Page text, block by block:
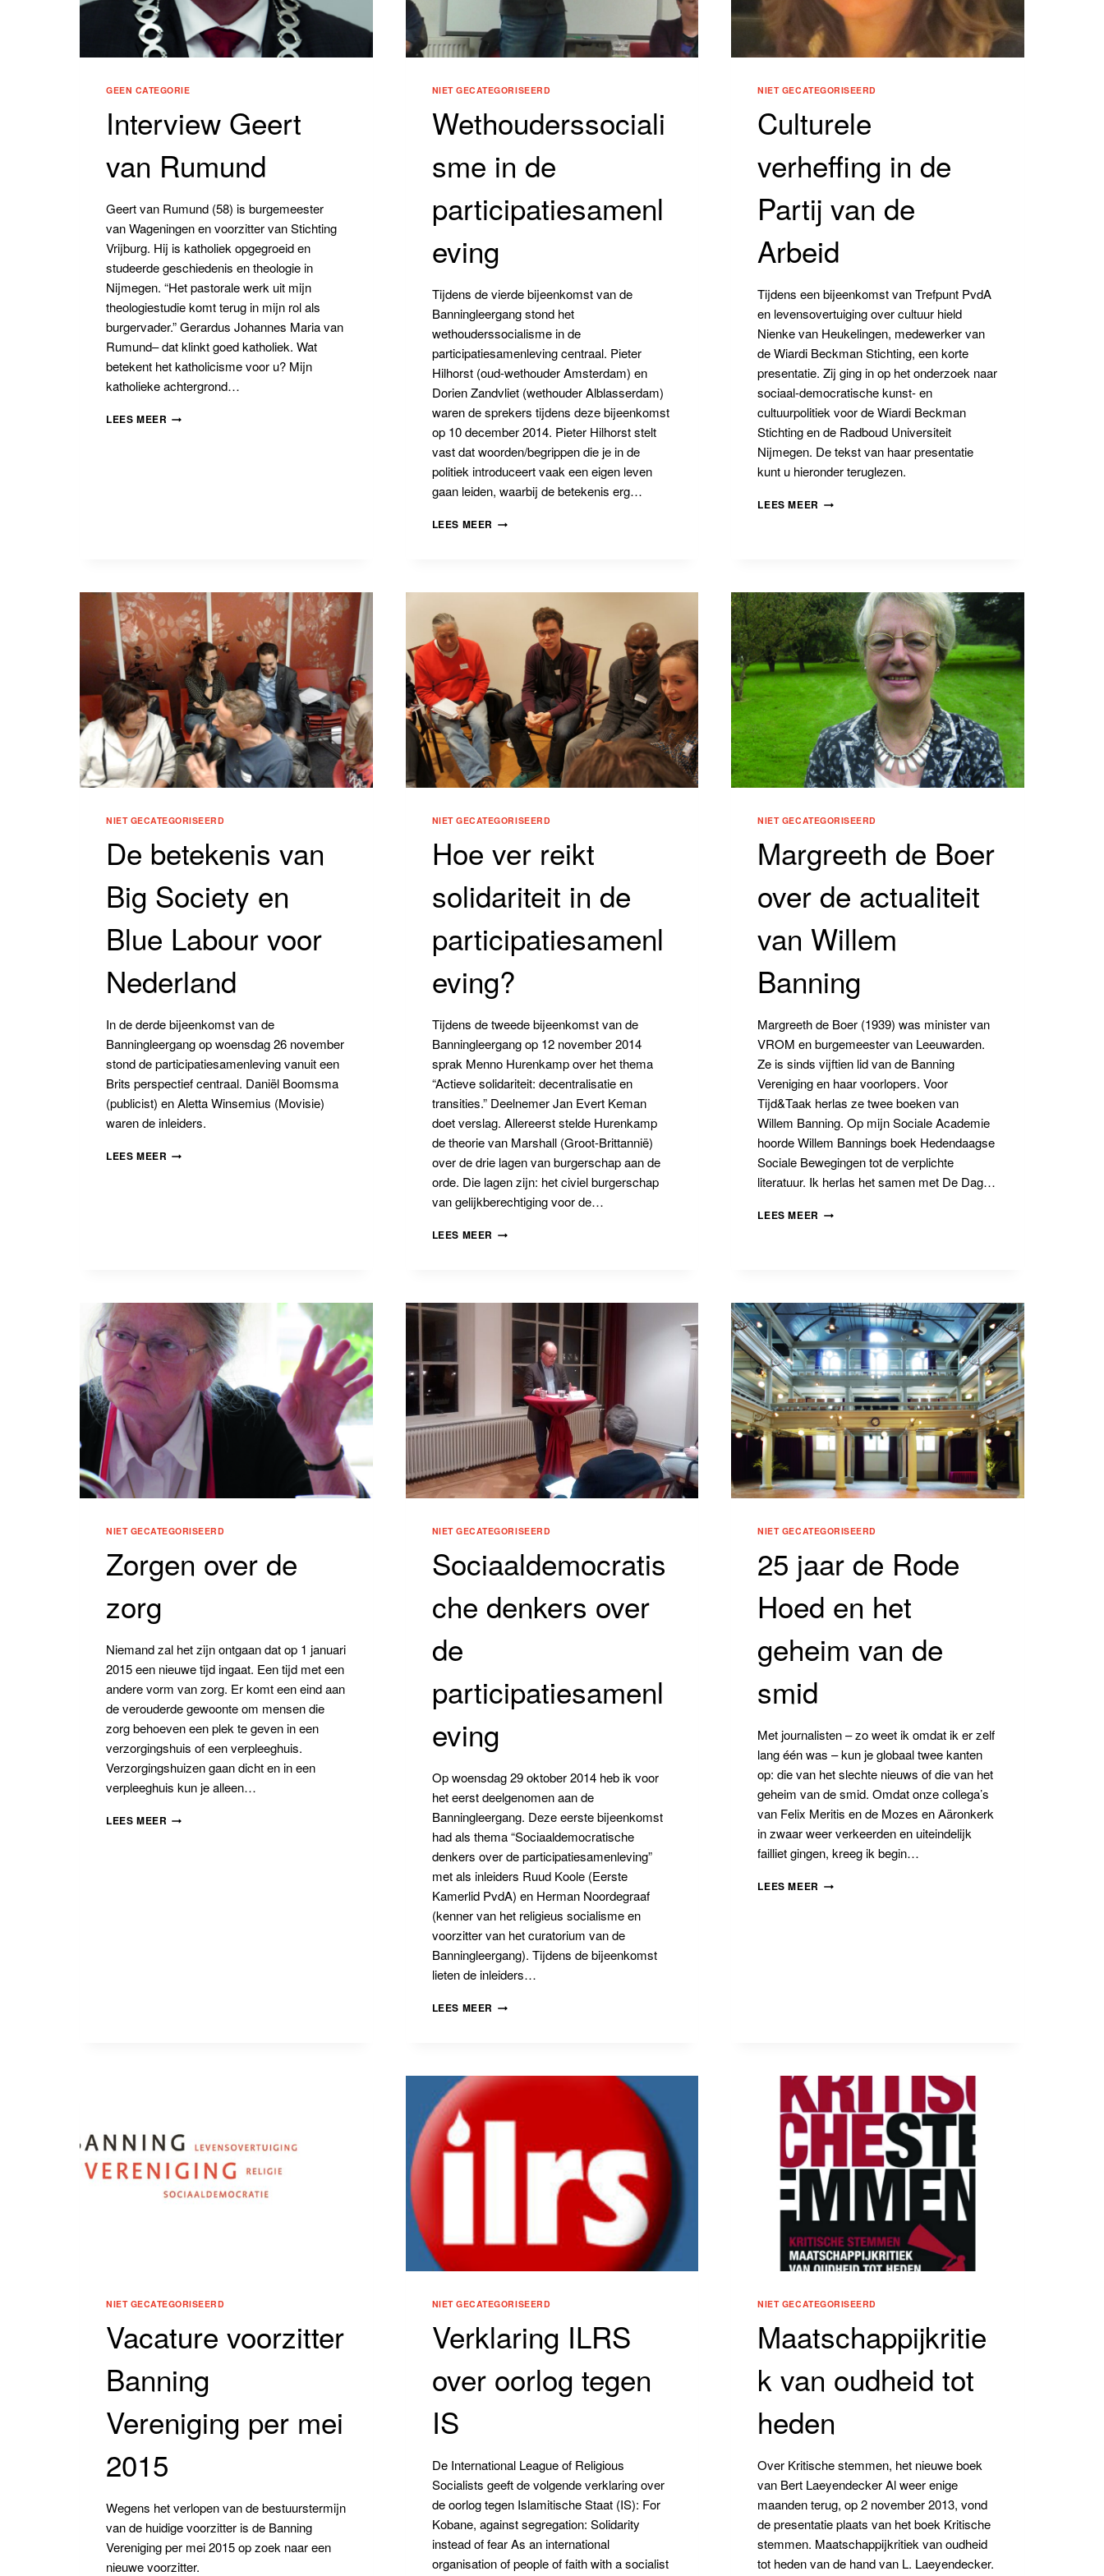
GEEN CATEGORIE
Interview Geert
van Rumund
Geert van Rumund (58) is burgemeester
van Wageningen en voorzitter van Stichting
Vrijburg. Hij is katholiek opgegroeid en
studeerde geschiedenis en theologie in
Nijmegen. “Het pastorale werk uit mijn
theologiestudie komt terug in mijn rol als
burgervader.” Gerardus Johannes Maria van
Rumund– dat klinkt goed katholiek. Wat
betekent het katholicisme voor u? Mijn
katholieke achtergrond…
LEES MEER INTERVIEW
NIET GECATEGORISEERD
Wethouderssociali
sme in de
participatiesamenl
eving
Tijdens de vierde bijeenkomst van de
Banningleergang stond het
wethouderssocialisme in de
participatiesamenleving centraal. Pieter
Hilhorst (oud-wethouder Amsterdam) en
Dorien Zandvliet (wethouder Alblasserdam)
waren de sprekers tijdens deze bijeenkomst
op 10 december 2014. Pieter Hilhorst stelt
vast dat woorden/begrippen die je in de
politiek introduceert vaak een eigen leven
gaan leiden, waarbij de betekenis erg…
LEES MEER WETHOUDERSSOCIALISME
NIET GECATEGORISEERD
Culturele
verheffing in de
Partij van de
Arbeid
Tijdens een bijeenkomst van Trefpunt PvdA
en levensovertuiging over cultuur hield
Nienke van Heukelingen, medewerker van
de Wiardi Beckman Stichting, een korte
presentatie. Zij ging in op het onderzoek naar
sociaal-democratische kunst- en
cultuurpolitiek voor de Wiardi Beckman
Stichting en de Radboud Universiteit
Nijmegen. De tekst van haar presentatie
kunt u hieronder teruglezen.
LEES MEER CULTURELE
DE
ARBEID
NIET GECATEGORISEERD
De betekenis van
Big Society en
Blue Labour voor
Nederland
In de derde bijeenkomst van de
Banningleergang op woensdag 26 november
stond de participatiesamenleving vanuit een
Brits perspectief centraal. Daniël Boomsma
(publicist) en Aletta Winsemius (Movisie)
waren de inleiders.
LEES MEER DE
NIET GECATEGORISEERD
Hoe ver reikt
solidariteit in de
participatiesamenl
eving?
Tijdens de tweede bijeenkomst van de
Banningleergang op 12 november 2014
sprak Menno Hurenkamp over het thema
“Actieve solidariteit: decentralisatie en
transities.” Deelnemer Jan Evert Keman
doet verslag. Allereerst stelde Hurenkamp
de theorie van Marshall (Groot-Brittannië)
over de drie lagen van burgerschap aan de
orde. Die lagen zijn: het civiel burgerschap
van gelijkberechtiging voor de…
LEES MEER HOE
PARTICIPATIESAMENLEVING?
NIET GECATEGORISEERD
Margreeth de Boer
over de actualiteit
van Willem
Banning
Margreeth de Boer (1939) was minister van
VROM en burgemeester van Leeuwarden.
Ze is sinds vijftien lid van de Banning
Vereniging en haar voorlopers. Voor
Tijd&Taak herlas ze twee boeken van
Willem Banning. Op mijn Sociale Academie
hoorde Willem Bannings boek Hedendaagse
Sociale Bewegingen tot de verplichte
literatuur. Ik herlas het samen met De Dag…
LEES MEER MARGREETH
VAN
WILLEM
BANNING
NIET GECATEGORISEERD
Zorgen over de
zorg
Niemand zal het zijn ontgaan dat op 1 januari
2015 een nieuwe tijd ingaat. Een tijd met een
andere vorm van zorg. Er komt een eind aan
de verouderde gewoonte om mensen die
zorg behoeven een plek te geven in een
verzorgingshuis of een verpleeghuis.
Verzorgingshuizen gaan dicht en in een
verpleeghuis kun je alleen…
LEES MEER ZORGEN
NIET GECATEGORISEERD
Sociaaldemocratis
che denkers over
de
participatiesamenl
eving
Op woensdag 29 oktober 2014 heb ik voor
het eerst deelgenomen aan de
Banningleergang. Deze eerste bijeenkomst
had als thema “Sociaaldemocratische
denkers over de participatiesamenleving”
met als inleiders Ruud Koole (Eerste
Kamerlid PvdA) en Herman Noordegraaf
(kenner van het religieus socialisme en
voorzitter van het curatorium van de
Banningleergang). Tijdens de bijeenkomst
lieten de inleiders…
LEES MEER SOCIAALDEMOCRATISCHE
NIET GECATEGORISEERD
25 jaar de Rode
Hoed en het
geheim van de
smid
Met journalisten – zo weet ik omdat ik er zelf
lang één was – kun je globaal twee kanten
op: die van het slechte nieuws of die van het
geheim van de smid. Omdat onze collega’s
van Felix Meritis en de Mozes en Aäronkerk
in zwaar weer verkeerden en uiteindelijk
failliet gingen, kreeg ik begin…
LEES MEER
NIET GECATEGORISEERD
Vacature voorzitter
Banning
Vereniging per mei
2015
Wegens het verlopen van de bestuurstermijn
van de huidige voorzitter is de Banning
Vereniging per mei 2015 op zoek naar een
nieuwe voorzitter.
NIET GECATEGORISEERD
Verklaring ILRS
over oorlog tegen
IS
De International League of Religious
Socialists geeft de volgende verklaring over
de oorlog tegen Islamitische Staat (IS): For
Kobane, against segregation: Solidarity
instead of fear As an international
organisation of people of faith with a socialist
NIET GECATEGORISEERD
Maatschappijkritie
k van oudheid tot
heden
Over Kritische stemmen, het nieuwe boek
van Bert Laeyendecker Al weer enige
maanden terug, op 2 november 2013, vond
de presentatie plaats van het boek Kritische
stemmen. Maatschappijkritiek van oudheid
tot heden van de hand van L. Laeyendecker.